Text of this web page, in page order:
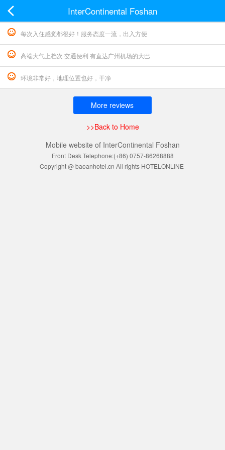
InterContinental Foshan
每次入住感觉都很好！服务态度一流，出入方便
高端大气上档次 交通便利 有直达广州机场的大巴
环境非常好，地理位置也好，干净
More reviews
>>Back to Home
Mobile website of InterContinental Foshan
Front Desk Telephone:(+86) 0757-86268888
Copyright @ baoanhotel.cn All rights HOTELONLINE